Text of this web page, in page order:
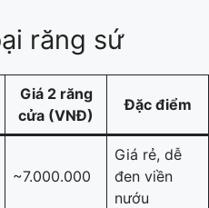
răng sứ
Giá 2 răng
cửa (VNĐ)
Đặc điểm
~7.000.000
Giá rẻ, dễ
đen viền
nướu